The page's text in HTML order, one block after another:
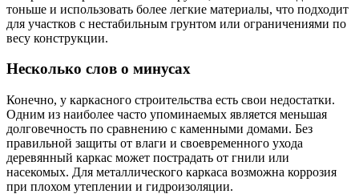
тоньше и использовать более легкие материалы, что подходит
для участков с нестабильным грунтом или ограничениями по
весу конструкции.
Несколько слов о минусах
Конечно, у каркасного строительства есть свои недостатки.
Одним из наиболее часто упоминаемых является меньшая
долговечность по сравнению с каменными домами. Без
правильной защиты от влаги и своевременного ухода
деревянный каркас может пострадать от гнили или
насекомых. Для металлического каркаса возможна коррозия
при плохом утеплении и гидроизоляции.